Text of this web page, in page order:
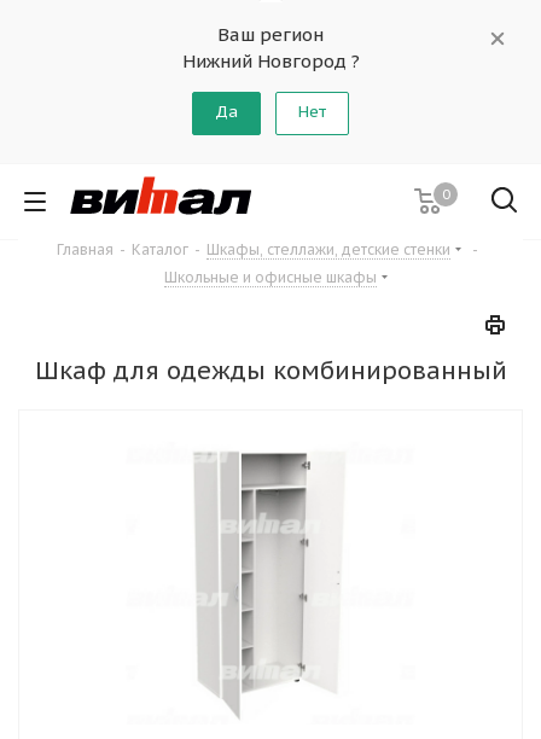
Ваш регион
Нижний Новгород ?
Да Нет
0
Главная - Каталог - Шкафы, стеллажи, детские стенки
-
Школьные и офисные шкафы
Шкаф для одежды комбинированный